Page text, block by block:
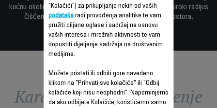
kućnu okolinu, sa dugim kablom za napajanje koji nudi široki radijus
čišćenja od 8,8 m za praktično čišćenje velikih prostora.
Karakteristike - Poređenje
"Kolačići") za prikupljanje nekih od vaših
podatakaradi provođenja analitike te vam
pružiti ciljane oglase i sadržaj na osnovu
vaših interesa i mrežnih aktivnosti te vam
dopustiti dijeljenje sadržaja na društvenim
medijima.
Možete pristati ili odbiti gore navedeno
klikom na "Prihvati sve kolačiće" ili "Odbij
kolačiće koji nisu neophodni". Napominjemo
da ako odbijete Kolačiće, koristićemo samo